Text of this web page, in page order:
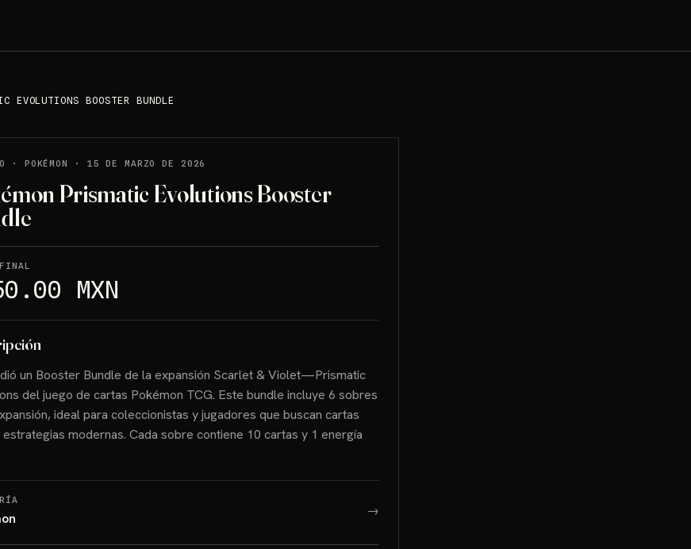
EVOLUTIONS BOOSTER BUNDLE
· POKÉMON · 15 DE MARZO DE 2026
Prismatic Evolutions Booster
MXN
un Booster Bundle de la expansión Scarlet & Violet—Prismatic
del juego de cartas Pokémon TCG. Este bundle incluye 6 sobres
ideal para coleccionistas y jugadores que buscan cartas
modernas. Cada sobre contiene 10 cartas y 1 energía
→